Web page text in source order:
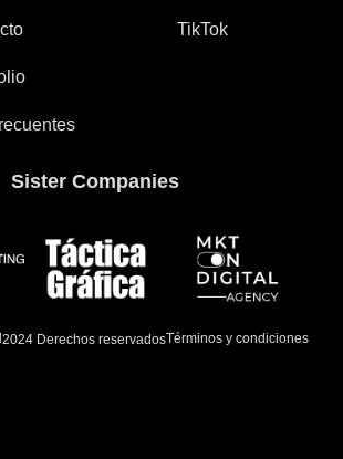
TikTok
Sister Companies
2024 Derechos reservadosTérminos y condiciones